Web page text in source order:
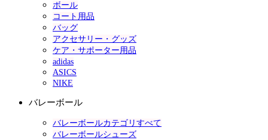
ボール
コート用品
バッグ
アクセサリー・グッズ
ケア・サポーター用品
adidas
ASICS
NIKE
バレーボール
バレーボールカテゴリすべて
バレーボールシューズ